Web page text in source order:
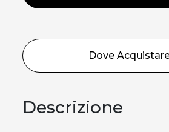
Dove
Descrizione